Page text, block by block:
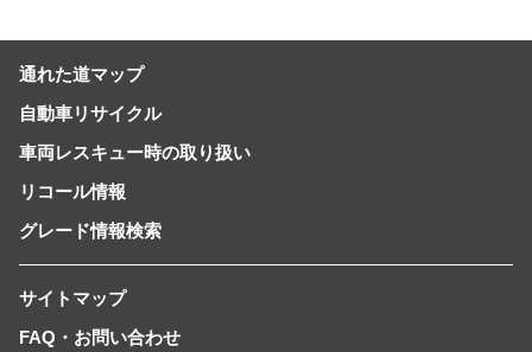
通れた道マップ
自動車リサイクル
車両レスキュー時の取り扱い
リコール情報
グレード情報検索
サイトマップ
FAQ・お問い合わせ